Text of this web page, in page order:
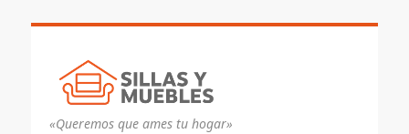
«Queremos que ames tu hogar»